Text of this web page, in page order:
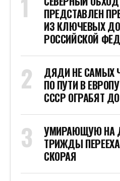
ПРЕДСТАВЛЕН
ИЗ КЛЮЧЕВЫХ
РОССИЙСКОЙ
ДЯДИ НЕ САМЫХ
ПО ПУТИ В
СССР ОГРАБЯТ
УМИРАЮЩУЮ НА
ТРИЖДЫ
СКОРАЯ